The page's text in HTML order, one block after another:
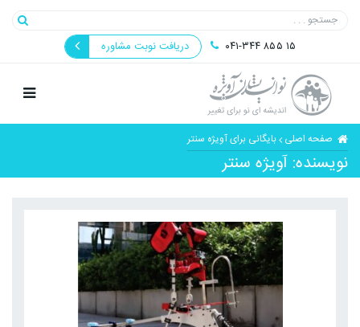
۰۴۱-۳۴۴ ۸۵۵ ۱۵ دریافت نوبت مشاوره
صفحه اصلی بایگانی برای آویژه سنتر
نویسنده: آویژه سنتر